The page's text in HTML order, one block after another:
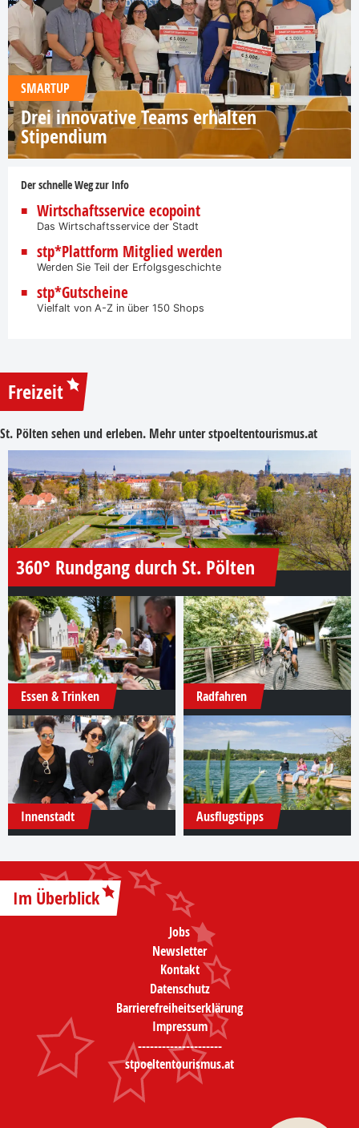
SMARTUP
Drei innovative Teams erhalten
Stipendium
Der schnelle Weg zur Info
Wirtschaftsservice ecopoint
Das Wirtschaftsservice der Stadt
stp*Plattform Mitglied werden
Werden Sie Teil der Erfolgsgeschichte
stp*Gutscheine
Vielfalt von A-Z in über 150 Shops
Freizeit
St. Pölten sehen und erleben. Mehr unterstpoeltentourismus.at
360° Rundgang durch St. Pölten
Essen & Trinken Radfahren
Innenstadt Ausflugstipps
Im Überblick
Jobs
Newsletter
Kontakt
Datenschutz
Barrierefreiheitserklärung
Impressum
---------------------
stpoeltentourismus.at